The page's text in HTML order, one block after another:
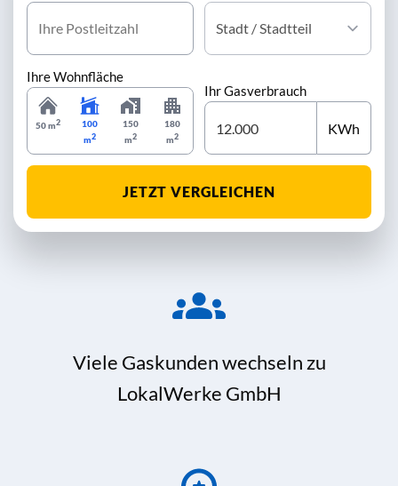
Ihre Wohnfläche
50 m2
100
m2
150
m2
180
m2
Ihr Gasverbrauch
KWh
JETZT VERGLEICHEN
Viele Gaskunden wechseln zu
LokalWerke GmbH